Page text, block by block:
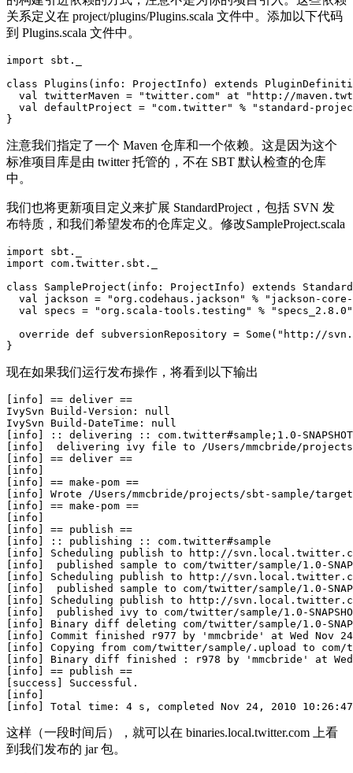
关系定义在 project/plugins/Plugins.scala 文件中。添加以下代码
到 Plugins.scala 文件中。
import sbt._
class Plugins(info: ProjectInfo) extends
val twitterMaven = "twitter.com" at "http://
val defaultProject = "com.twitter" % "standard-
注意我们指定了一个 Maven 仓库和一个依赖。这是因为这个
标准项目库是由 twitter 托管的，不在 SBT 默认检查的仓库
中。
我们也将更新项目定义来扩展 StandardProject，包括 SVN 发
布特质，和我们希望发布的仓库定义。修改SampleProject.scala
import sbt._
import com.twitter.sbt._
class SampleProject(info: ProjectInfo) extends
val jackson = "org.codehaus.jackson" % "jackson-
val specs = "org.scala-tools.testing" %
override def subversionRepository = Some("http://
现在如果我们运行发布操作，将看到以下输出
[info] == deliver ==
IvySvn Build-Version: null
IvySvn Build-DateTime: null
[info] :: delivering :: com.twitter#sample;1.0-
[info]  delivering ivy file to /Users/mmcbride/projects/
[info] == deliver ==
[info]
[info] == make-pom ==
[info] Wrote /Users/mmcbride/projects/sbt-sample/target/
[info] == make-pom ==
[info]
[info] == publish ==
[info] :: publishing :: com.twitter#sample
[info] Scheduling publish to http://svn.local.twitter.com/
[info]  published sample to com/twitter/sample/1.0-
[info] Scheduling publish to http://svn.local.twitter.com/
[info]  published sample to com/twitter/sample/1.0-
[info] Scheduling publish to http://svn.local.twitter.com/
[info]  published ivy to com/twitter/sample/1.0-
[info] Binary diff deleting com/twitter/sample/1.0-
[info] Commit finished r977 by 'mmcbride' at Wed Nov 24
[info] Copying from com/twitter/sample/.upload to com/
[info] Binary diff finished : r978 by 'mmcbride' at Wed
[info] == publish ==
[success] Successful.
[info]
这样（一段时间后），就可以在 binaries.local.twitter.com 上看
到我们发布的 jar 包。